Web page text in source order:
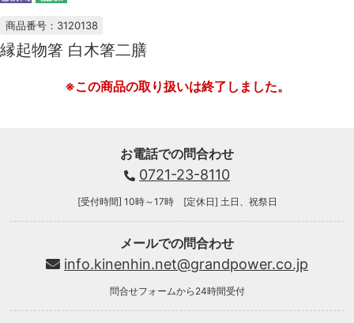
商品番号：3120138
縁起物箸 白木箸二膳
※この商品の取り扱いは終了しました。
お電話での問合わせ
0721-23-8110
[受付時間] 10時～17時 [定休日] 土日、祝祭日
メールでの問合わせ
info.kinenhin.net@grandpower.co.jp
問合せフォームから24時間受付